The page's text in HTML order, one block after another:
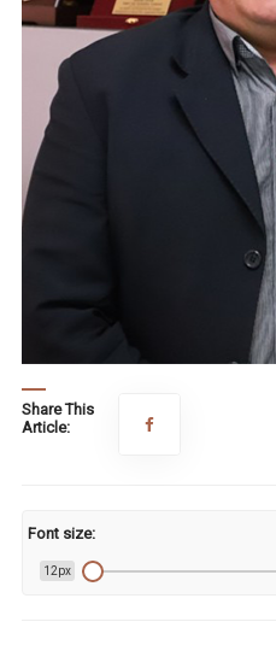
Share This
Article:
Font size:
12px